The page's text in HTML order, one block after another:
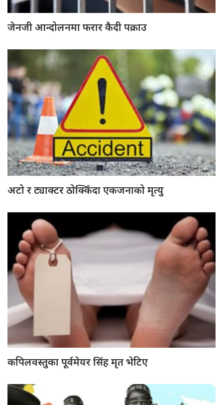
जेनजी आन्दोलनमा फरार कैदी पक्राउ
अटो र ट्याक्टर ठोक्किँदा एकजनाको मृत्यु
कपिलवस्तुका पूर्वमेयर सिंह मृत भेटिए